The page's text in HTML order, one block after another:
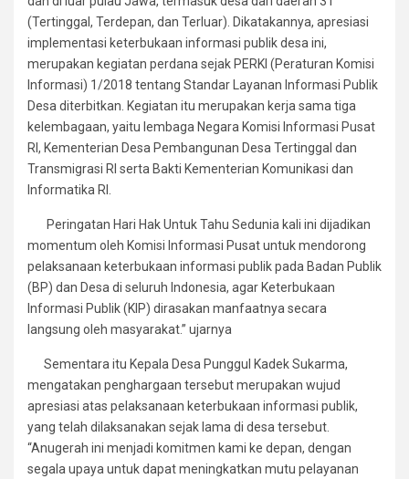
(Tertinggal, Terdepan, dan Terluar). Dikatakannya, apresiasi
implementasi keterbukaan informasi publik desa ini,
merupakan kegiatan perdana sejak PERKI (Peraturan Komisi
Informasi) 1/2018 tentang Standar Layanan Informasi Publik
Desa diterbitkan. Kegiatan itu merupakan kerja sama tiga
kelembagaan, yaitu lembaga Negara Komisi Informasi Pusat
RI, Kementerian Desa Pembangunan Desa Tertinggal dan
Transmigrasi RI serta Bakti Kementerian Komunikasi dan
Informatika RI.
Peringatan Hari Hak Untuk Tahu Sedunia kali ini dijadikan
momentum oleh Komisi Informasi Pusat untuk mendorong
pelaksanaan keterbukaan informasi publik pada Badan Publik
(BP) dan Desa di seluruh Indonesia, agar Keterbukaan
Informasi Publik (KIP) dirasakan manfaatnya secara
langsung oleh masyarakat.” ujarnya
Sementara itu Kepala Desa Punggul Kadek Sukarma,
mengatakan penghargaan tersebut merupakan wujud
apresiasi atas pelaksanaan keterbukaan informasi publik,
yang telah dilaksanakan sejak lama di desa tersebut.
“Anugerah ini menjadi komitmen kami ke depan, dengan
segala upaya untuk dapat meningkatkan mutu pelayanan